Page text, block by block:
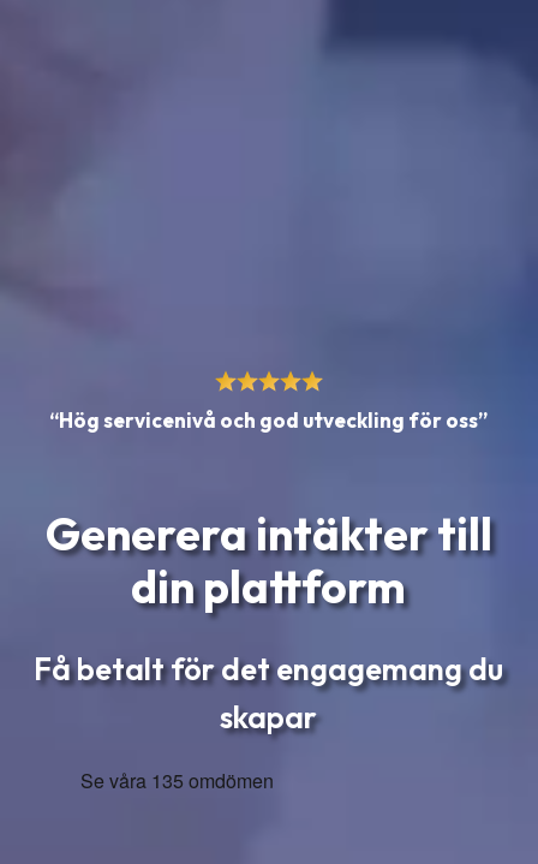
“Hög servicenivå och god utveckling för oss”
Generera intäkter till
din plattform
Få betalt för det engagemang du
skapar